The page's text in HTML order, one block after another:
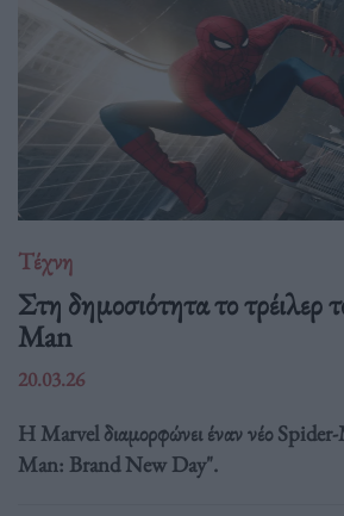
Τέχνη
Στη δημοσιότητα το τρέιλερ
Man
20.03.26
Η Marvel διαμορφώνει έναν νέο
Man: Brand New Day".